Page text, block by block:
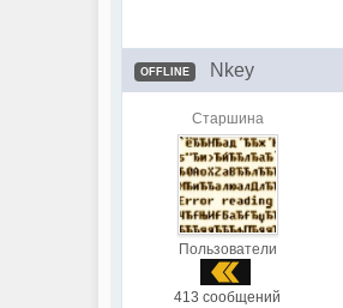
OFFLINE Nkey
Старшина
Пользователи
413 сообщений